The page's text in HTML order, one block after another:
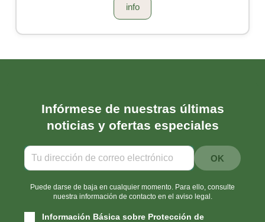
info
Infórmese de nuestras últimas
noticias y ofertas especiales
Puede darse de baja en cualquier momento. Para ello, consulte
nuestra información de contacto en el aviso legal.
Información Básica sobre Protección de